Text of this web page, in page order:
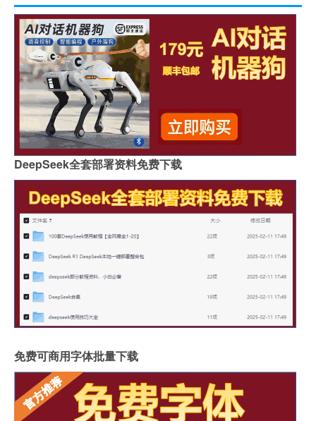
DeepSeek全套部署资料免费下载
免费可商用字体批量下载